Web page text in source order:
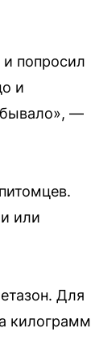
попросил
и
бывало», —
или
Для
килограмм